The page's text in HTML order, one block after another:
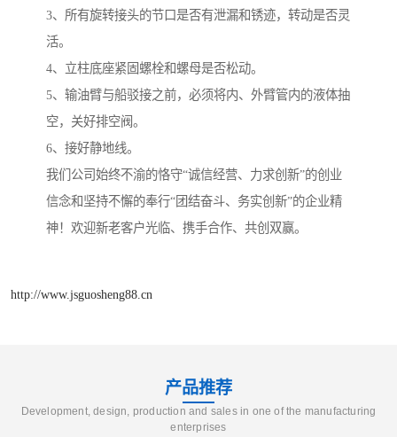
3、所有旋转接头的节口是否有泄漏和锈迹，转动是否灵
活。
4、立柱底座紧固螺栓和螺母是否松动。
5、输油臂与船驳接之前，必须将内、外臂管内的液体抽
空，关好排空阀。
6、接好静地线。
我们公司始终不渝的恪守“诚信经营、力求创新”的创业
信念和坚持不懈的奉行“团结奋斗、务实创新”的企业精
神！欢迎新老客户光临、携手合作、共创双赢。
http://www.jsguosheng88.cn
产品推荐
Development, design, production and sales in one of the manufacturing
enterprises